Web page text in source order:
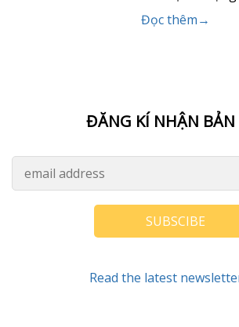
Đọc thêm→
ĐĂNG KÍ NHẬN
SUBSCIBE
Read the latest